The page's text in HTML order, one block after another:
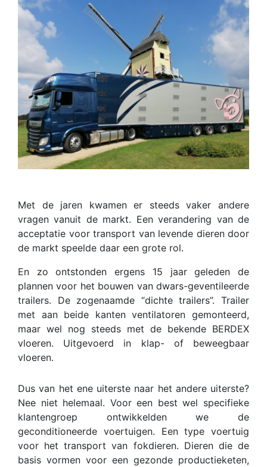
Met de jaren kwamen er steeds vaker andere
vragen vanuit de markt. Een verandering van de
acceptatie voor transport van levende dieren door
de markt speelde daar een grote rol.
En zo ontstonden ergens 15 jaar geleden de
plannen voor het bouwen van dwars-geventileerde
trailers. De zogenaamde “dichte trailers”. Trailer
met aan beide kanten ventilatoren gemonteerd,
maar wel nog steeds met de bekende BERDEX
vloeren. Uitgevoerd in klap- of beweegbaar
vloeren.
Dus van het ene uiterste naar het andere uiterste?
Nee niet helemaal. Voor een best wel specifieke
klantengroep ontwikkelden we de
geconditioneerde voertuigen. Een type voertuig
voor het transport van fokdieren. Dieren die de
basis vormen voor een gezonde productieketen,